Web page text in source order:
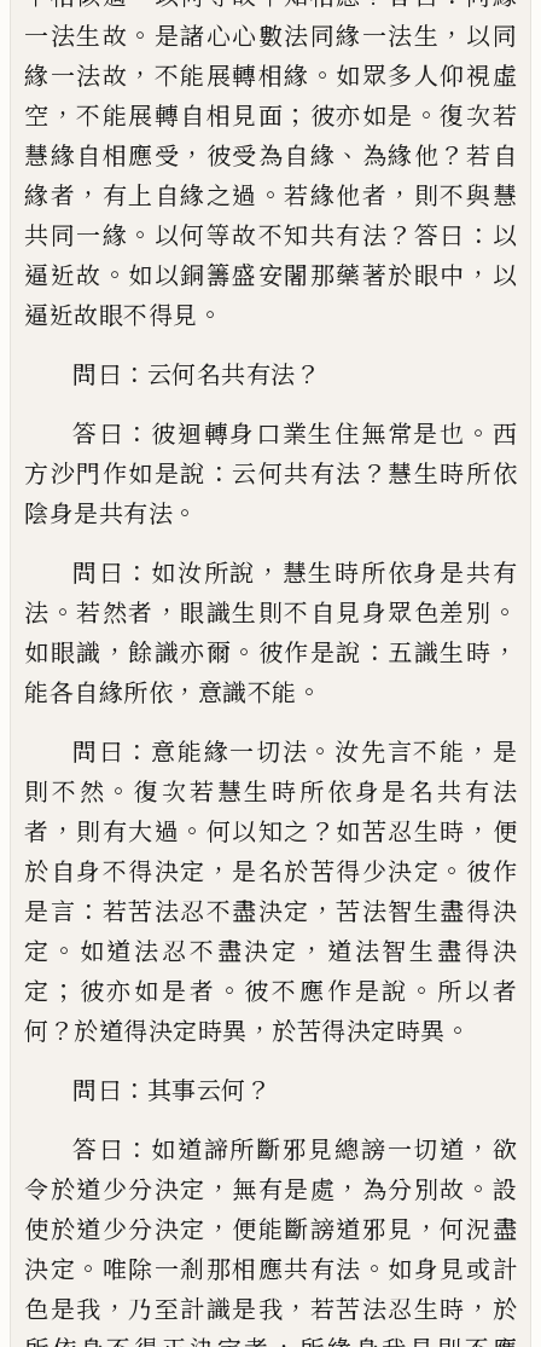
一法生故 。 是諸心心數法同緣一法生 ， 以同
緣一法故 ， 不能展轉相緣 。 如眾多人仰視虛
空 ，不能展轉自相見面 ； 彼亦如是 。復次若
慧緣 自相應受 ， 彼受為自緣 、 為緣他 ？若自
緣者 ， 有 上自緣之過 。若緣他者 ， 則不與慧
共同一緣 。 以何等故不知共有法 ？ 答曰 ： 以
逼近故 。 如以銅籌盛安闍那藥著於眼中 ， 以
逼近故眼不得見 。
問曰 ： 云何名共有法 ？
答曰 ： 彼迴轉身口業生住無常是也 。 西
方沙門作如是說 ： 云何共有法 ？ 慧生時所依
陰身是共有法 。
問曰 ： 如汝所說 ， 慧生時所依身是共有
法 。若然者 ， 眼識生 則不自見身眾色差別 。
如眼識 ，餘識亦爾 。 彼作是說 ： 五識生時 ，
能各自緣所依 ， 意識不能 。
問曰 ： 意能緣一切法 。 汝先言不能 ， 是
則不然 。復次若慧生時所依身是名共有法
者 ， 則有大過 。 何以知之 ？ 如苦忍生時 ， 便
於自身不得決定 ， 是名於苦得少決定 。 彼作
是言 ： 若苦法忍不盡決定 ，苦法智生盡得決
定 。 如道法忍不盡決定 ， 道法智生盡得決
定 ； 彼亦如是者 。 彼不應作是說 。 所以者
何 ？ 於道得決定時異 ， 於苦得決定時異 。
問曰 ： 其事云何 ？
答曰 ： 如道諦所斷邪見總謗一切道 ， 欲
令於道少分決定 ， 無有是處 ， 為分別故 。 設
使於道少分決定 ， 便能斷謗道邪見 ，何況盡
決定 。 唯除一剎那相應共有法 。 如身見或計
色是我 ， 乃至計識是我 ， 若苦法忍生時 ， 於